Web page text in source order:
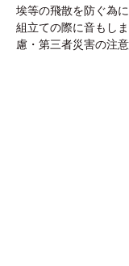
埃等の飛散を防ぐ為
組立ての際に音もし
慮・第三者災害の注